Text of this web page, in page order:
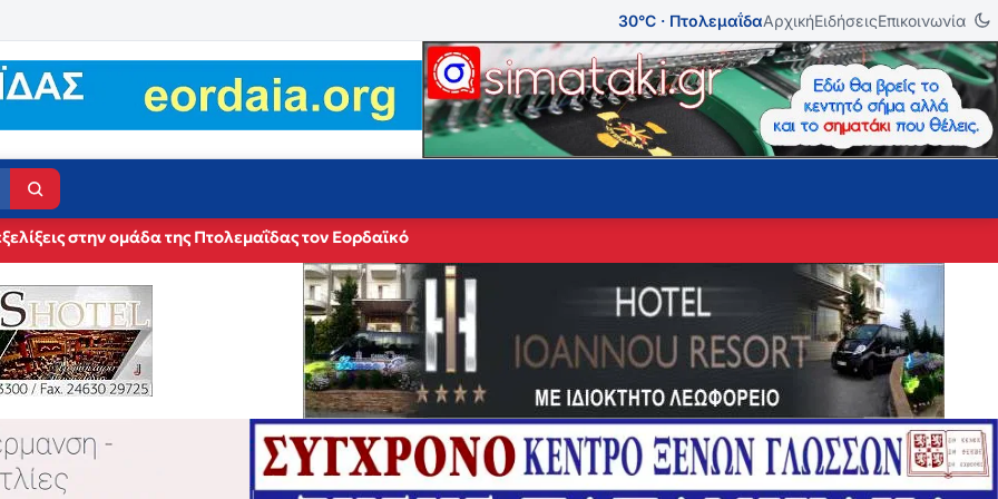
30°C · ΠτολεμαΐδαΑρχικήΕιδήσειςΕπικοινωνία
στην ομάδα της Πτολεμαΐδας τον Εορδαϊκό